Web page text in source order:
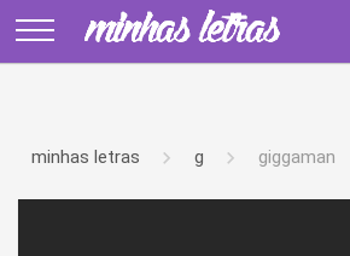
minhas letras g giggaman